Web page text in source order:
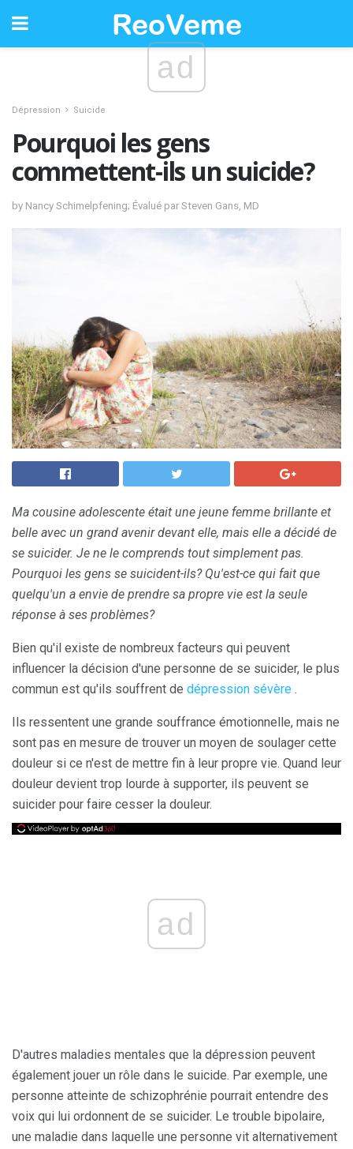
ad
Dépression Suicide
Pourquoi les gens
commettent-ils un suicide?
by Nancy Schimelpfening; Évalué par Steven Gans, MD
Ma cousine adolescente était une jeune femme brillante et
belle avec un grand avenir devant elle, mais elle a décidé de
se suicider. Je ne le comprends tout simplement pas.
Pourquoi les gens se suicident-ils? Qu'est-ce qui fait que
quelqu'un a envie de prendre sa propre vie est la seule
réponse à ses problèmes?
Bien qu'il existe de nombreux facteurs qui peuvent
influencer la décision d'une personne de se suicider, le plus
commun est qu'ils souffrent de dépression sévère .
Ils ressentent une grande souffrance émotionnelle, mais ne
sont pas en mesure de trouver un moyen de soulager cette
douleur si ce n'est de mettre fin à leur propre vie. Quand leur
douleur devient trop lourde à supporter, ils peuvent se
suicider pour faire cesser la douleur.
ad
D'autres maladies mentales que la dépression peuvent
également jouer un rôle dans le suicide. Par exemple, une
personne atteinte de schizophrénie pourrait entendre des
voix qui lui ordonnent de se suicider. Le trouble bipolaire,
une maladie dans laquelle une personne vit alternativement